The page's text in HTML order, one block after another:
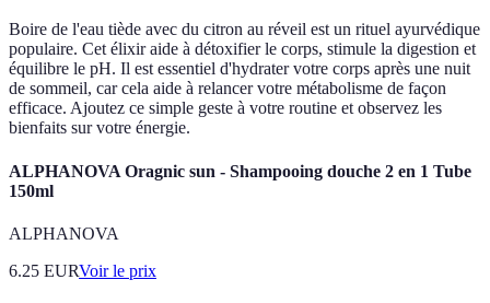
Boire de l'eau tiède avec du citron au réveil est un rituel ayurvédique
populaire. Cet élixir aide à détoxifier le corps, stimule la digestion et
équilibre le pH. Il est essentiel d'hydrater votre corps après une nuit
de sommeil, car cela aide à relancer votre métabolisme de façon
efficace. Ajoutez ce simple geste à votre routine et observez les
bienfaits sur votre énergie.
ALPHANOVA Oragnic sun - Shampooing douche 2 en 1 Tube
150ml
ALPHANOVA
6.25 EURVoir le prix